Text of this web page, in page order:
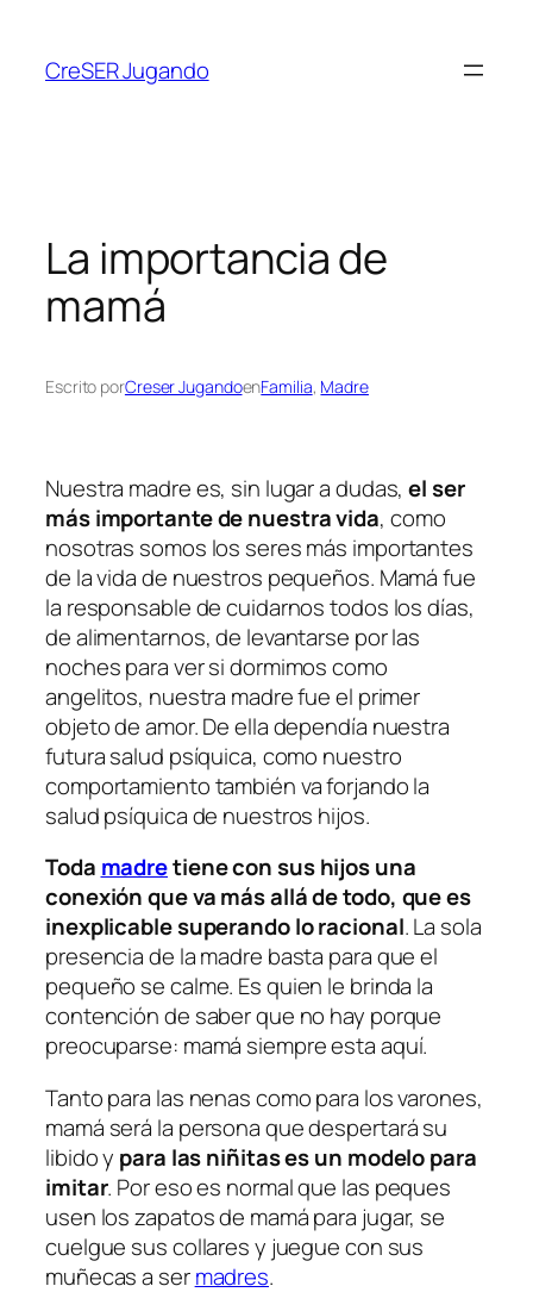
CreSER Jugando
La importancia de
mamá
Escrito porCreser JugandoenFamilia, Madre
Nuestra madre es, sin lugar a dudas,el ser
más importante de nuestra vida, como
nosotras somos los seres más importantes
de la vida de nuestros pequeños. Mamá fue
la responsable de cuidarnos todos los días,
de alimentarnos, de levantarse por las
noches para ver si dormimos como
angelitos, nuestra madre fue el primer
objeto de amor. De ella dependía nuestra
futura salud psíquica, como nuestro
comportamiento también va forjando la
salud psíquica de nuestros hijos.
Toda madretiene con sus hijos una
conexión que va más allá de todo, que es
inexplicable superando lo racional. La sola
presencia de la madre basta para que el
pequeño se calme. Es quien le brinda la
contención de saber que no hay porque
preocuparse: mamá siempre esta aquí.
Tanto para las nenas como para los varones,
mamá será la persona que despertará su
libido y para las niñitas es un modelo para
imitar. Por eso es normal que las peques
usen los zapatos de mamá para jugar, se
cuelgue sus collares y juegue con sus
muñecas a sermadres.